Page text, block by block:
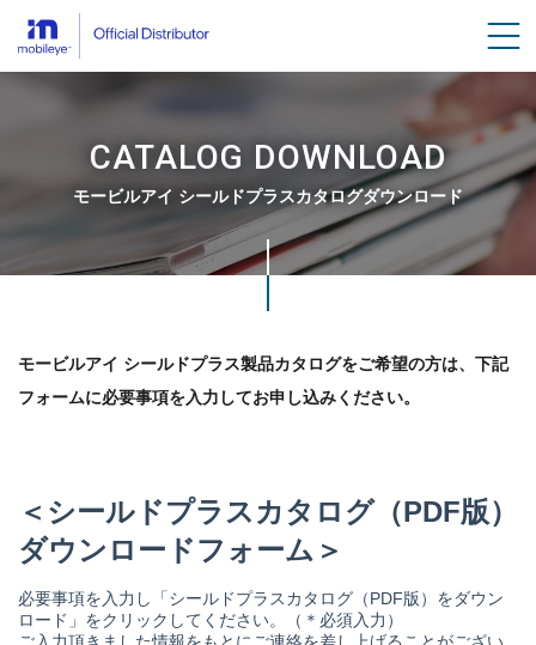
CATALOG DOWNLOAD
モービルアイ シールドプラスカタログダウンロード
Breadcrumbs
モービルアイ シールドプラス製品カタログをご希望の方は、下記
フォームに必要事項を入力してお申し込みください。